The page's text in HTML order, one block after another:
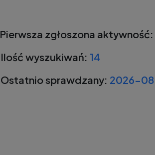
Pierwsza zgłoszona aktywność:
Ilość wyszukiwań: 14
Ostatnio sprawdzany: 2026-